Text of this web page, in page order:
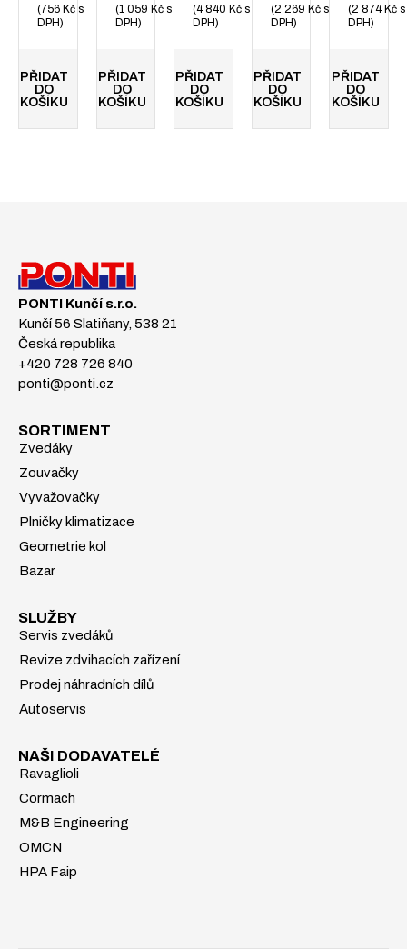
756 Kč s
DPH
PŘIDAT
DO
KOŠÍKU
1 059 Kčs
DPH
PŘIDAT
DO
KOŠÍKU
4 840Kč s
DPH
PŘIDAT
DO
KOŠÍKU
2 269 Kčs
DPH
PŘIDAT
DO
KOŠÍKU
2 874Kč s
DPH
PŘIDAT
DO
KOŠÍKU
PONTI Kunčí s.r.o.
Kunčí 56 Slatiňany, 538 21
Česká republika
+420 728 726 840
ponti@ponti.cz
SORTIMENT
Zvedáky
Zouvačky
Vyvažovačky
Plničky klimatizace
Geometrie kol
Bazar
SLUŽBY
Servis zvedáků
Revize zdvihacích zařízení
Prodej náhradních dílů
Autoservis
NAŠI DODAVATELÉ
Ravaglioli
Cormach
M&B Engineering
OMCN
HPA Faip